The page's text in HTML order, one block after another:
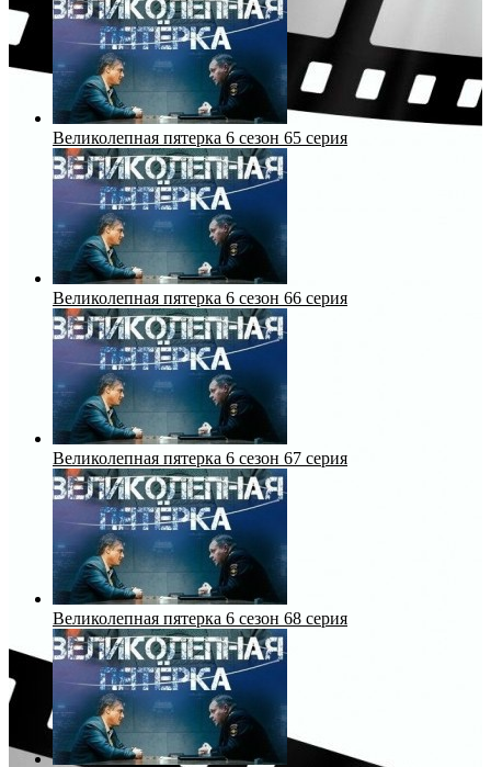
Великолепная пятерка 6 сезон 65 серия
Великолепная пятерка 6 сезон 66 серия
Великолепная пятерка 6 сезон 67 серия
Великолепная пятерка 6 сезон 68 серия